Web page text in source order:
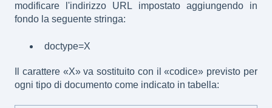
modificare l'indirizzo URL impostato aggiungendo in
fondo la seguente stringa:
doctype=X
Il carattere «X» va sostituito con il «codice» previsto per
ogni tipo di documento come indicato in tabella: